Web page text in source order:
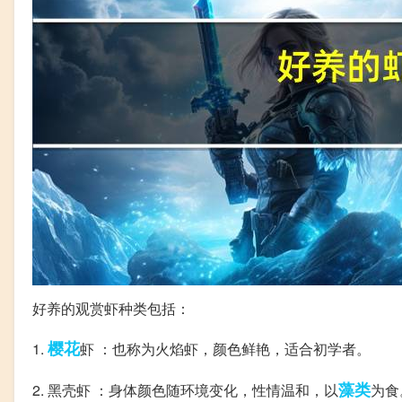
好养的观赏虾种类包括：
1. 樱花虾 ：也称为火焰虾，颜色鲜艳，适合初学者。
2. 黑壳虾 ：身体颜色随环境变化，性情温和，以藻类为